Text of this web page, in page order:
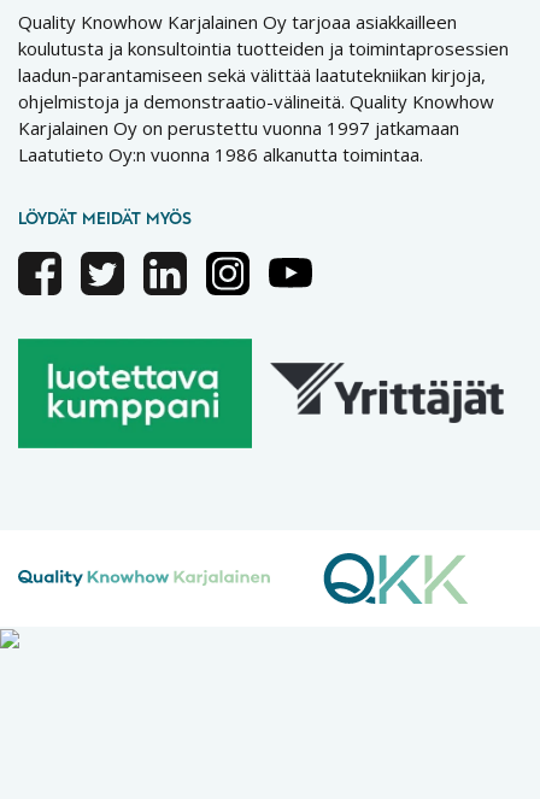
Quality Knowhow Karjalainen Oy tarjoaa asiakkailleen
koulutusta ja konsultointia tuotteiden ja toimintaprosessien
laadun-parantamiseen sekä välittää laatutekniikan kirjoja,
ohjelmistoja ja demonstraatio-välineitä. Quality Knowhow
Karjalainen Oy on perustettu vuonna 1997 jatkamaan
Laatutieto Oy:n vuonna 1986 alkanutta toimintaa.
LÖYDÄT MEIDÄT MYÖS
FacebookTwitterLinkedinInstagramYoutube